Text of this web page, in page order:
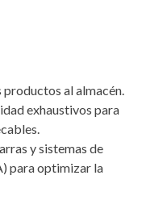
productos al almacén.
exhaustivos para
y sistemas de
para optimizar la